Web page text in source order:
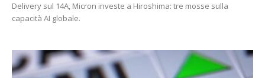
Delivery sul 14A, Micron investe a Hiroshima: tre mosse sulla
capacità AI globale.